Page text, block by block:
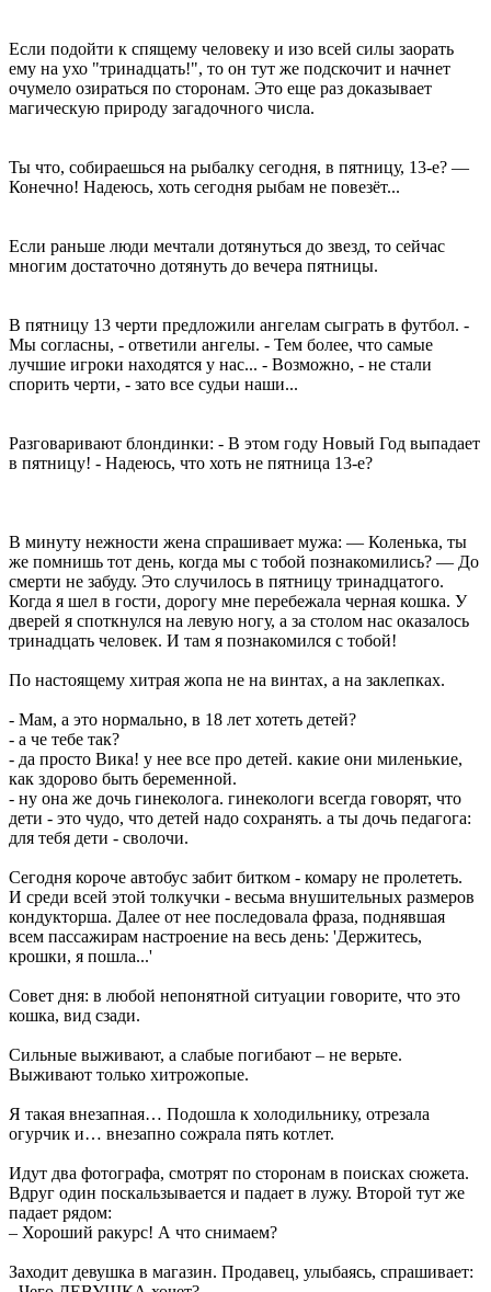
Если подойти к спящему человеку и изо всей силы заорать
ему на ухо "тринадцать!", то он тут же подскочит и начнет
очумело озираться по сторонам. Это еще раз доказывает
магическую природу загадочного числа.
Ты что, собираешься на рыбалку сегодня, в пятницу, 13-е? —
Конечно! Надеюсь, хоть сегодня рыбам не повезёт...
Если раньше люди мечтали дотянуться до звезд, то сейчас
многим достаточно дотянуть до вечера пятницы.
В пятницу 13 черти предложили ангелам сыграть в футбол. -
Мы согласны, - ответили ангелы. - Тем более, что самые
лучшие игроки находятся у нас... - Возможно, - не стали
спорить черти, - зато все судьи наши...
Разговаривают блондинки: - В этом году Новый Год выпадает
в пятницу! - Надеюсь, что хоть не пятница 13-е?
В минуту нежности жена спрашивает мужа: — Коленька, ты
же помнишь тот день, когда мы с тобой познакомились? — До
смерти не забуду. Это случилось в пятницу тринадцатого.
Когда я шел в гости, дорогу мне перебежала черная кошка. У
дверей я споткнулся на левую ногу, а за столом нас оказалось
тринадцать человек. И там я познакомился с тобой!
По настоящему хитрая жопа не на винтах, а на заклепках.
- Mам, а это нормально, в 18 лет хотеть детей?
- а че тебе так?
- да просто Вика! у нее все про детей. какие они миленькие,
как здорово быть беременной.
- ну она же дочь гинеколога. гинекологи всегда говорят, что
дети - это чудо, что детей надо сохранять. а ты дочь педагога:
для тебя дети - сволочи.
Сегодня короче автобус забит битком - комару не пролететь.
И среди всей этой толкучки - весьма внушительных размеров
кондукторша. Далее от нее последовала фраза, поднявшая
всем пассажирам настроение на весь день: 'Держитесь,
крошки, я пошла...'
Совет дня: в любой непонятной ситуации говорите, что это
кошка, вид сзади.
Сильные выживают, а слабые погибают – не верьте.
Выживают только хитрожопые.
Я такая внезапная… Подошла к холодильнику, отрезала
огурчик и… внезапно сожрала пять котлет.
Идут два фотографа, смотрят по сторонам в поисках сюжета.
Вдруг один поскальзывается и падает в лужу. Второй тут же
падает рядом:
– Хороший ракурс! А что снимаем?
Заходит девушка в магазин. Продавец, улыбаясь, спрашивает: